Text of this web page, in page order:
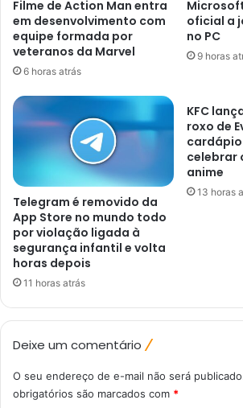
Filme de Action Man entra
em desenvolvimento com
equipe formada por
veteranos da Marvel
6 horas atrás
oficial a
no PC
9 horas
Telegram é removido da
App Store no mundo todo
por violação ligada à
segurança infantil e volta
horas depois
11 horas atrás
KFC
roxo de
celebrar
anime
13 horas
Deixe um comentário
O seu endereço de e-mail não será
obrigatórios são marcados com *